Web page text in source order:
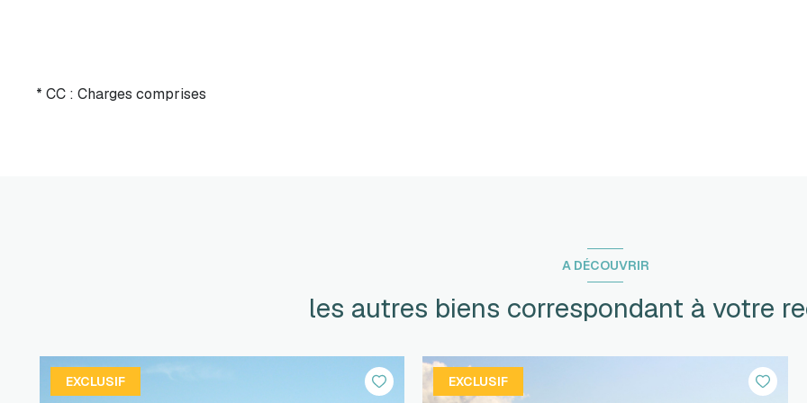
* CC : Charges comprises
A DÉCOUVRIR
les autres biens correspondant à votre
EXCLUSIF EXCLUSIF